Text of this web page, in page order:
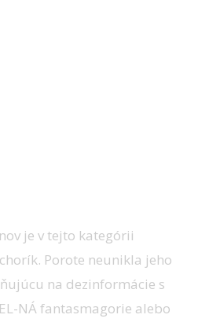
je v tejto kategórii
Porote neunikla jeho
na dezinformácie s
NÁ fantasmagorie alebo